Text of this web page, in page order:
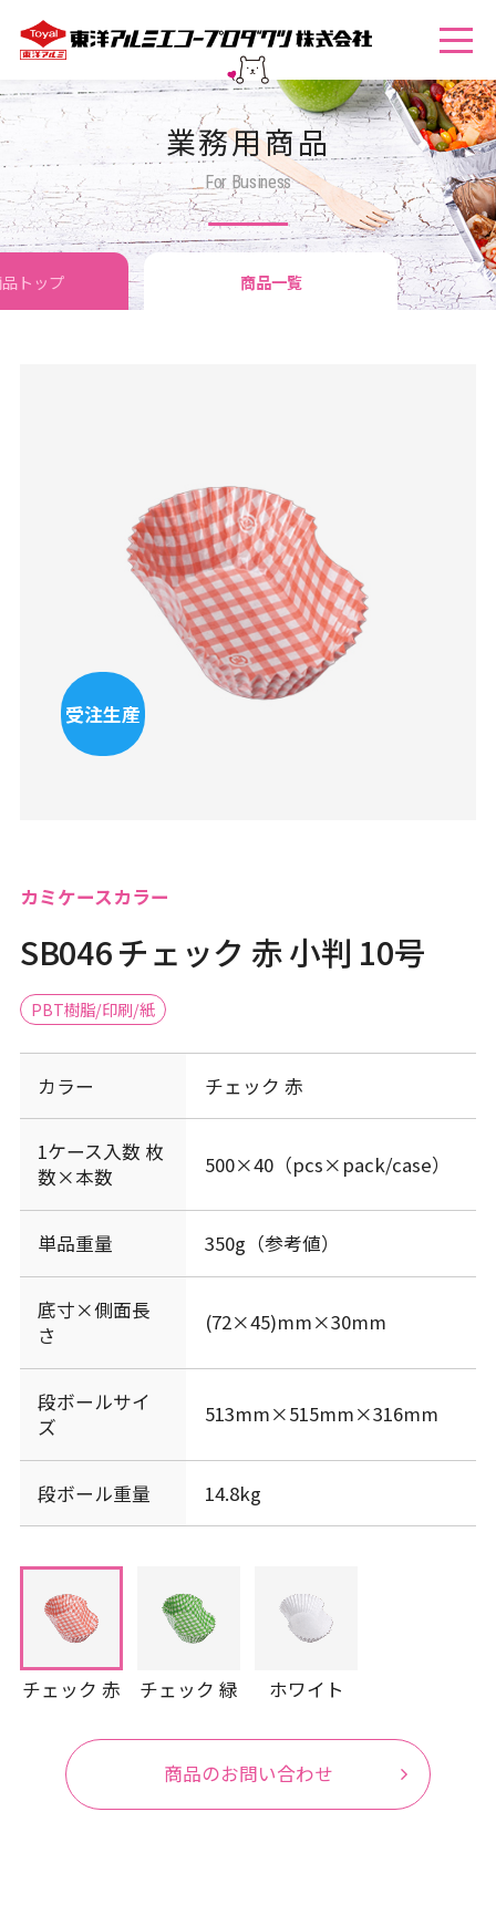
業務用商品
For Business
トップ 商品一覧
受注生産
カミケースカラー
SB046 チェック 赤 小判 10号
PBT樹脂/印刷/紙
カラー チェック 赤
1ケース入数 枚
数×本数
500×40（pcs×pack/case）
単品重量 350g（参考値）
底寸×側面長
さ
(72×45)mm×30mm
段ボールサイ
ズ
513mm×515mm×316mm
段ボール重量 14.8kg
チェック 赤 チェック 緑 ホワイト
商品のお問い合わせ